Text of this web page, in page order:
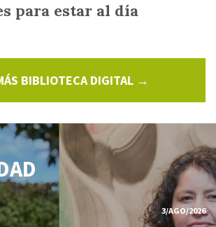
para estar al día
BIBLIOTECA DIGITAL →
3/AGO/2026